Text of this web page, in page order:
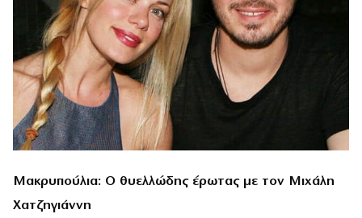
Μακρυπούλια: Ο θυελλώδης έρωτας με τον Μιχάλη
Χατζηγιάννη